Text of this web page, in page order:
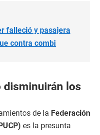
falleció y pasajera
contra combi
disminuirán los
de la Federación
es la presunta